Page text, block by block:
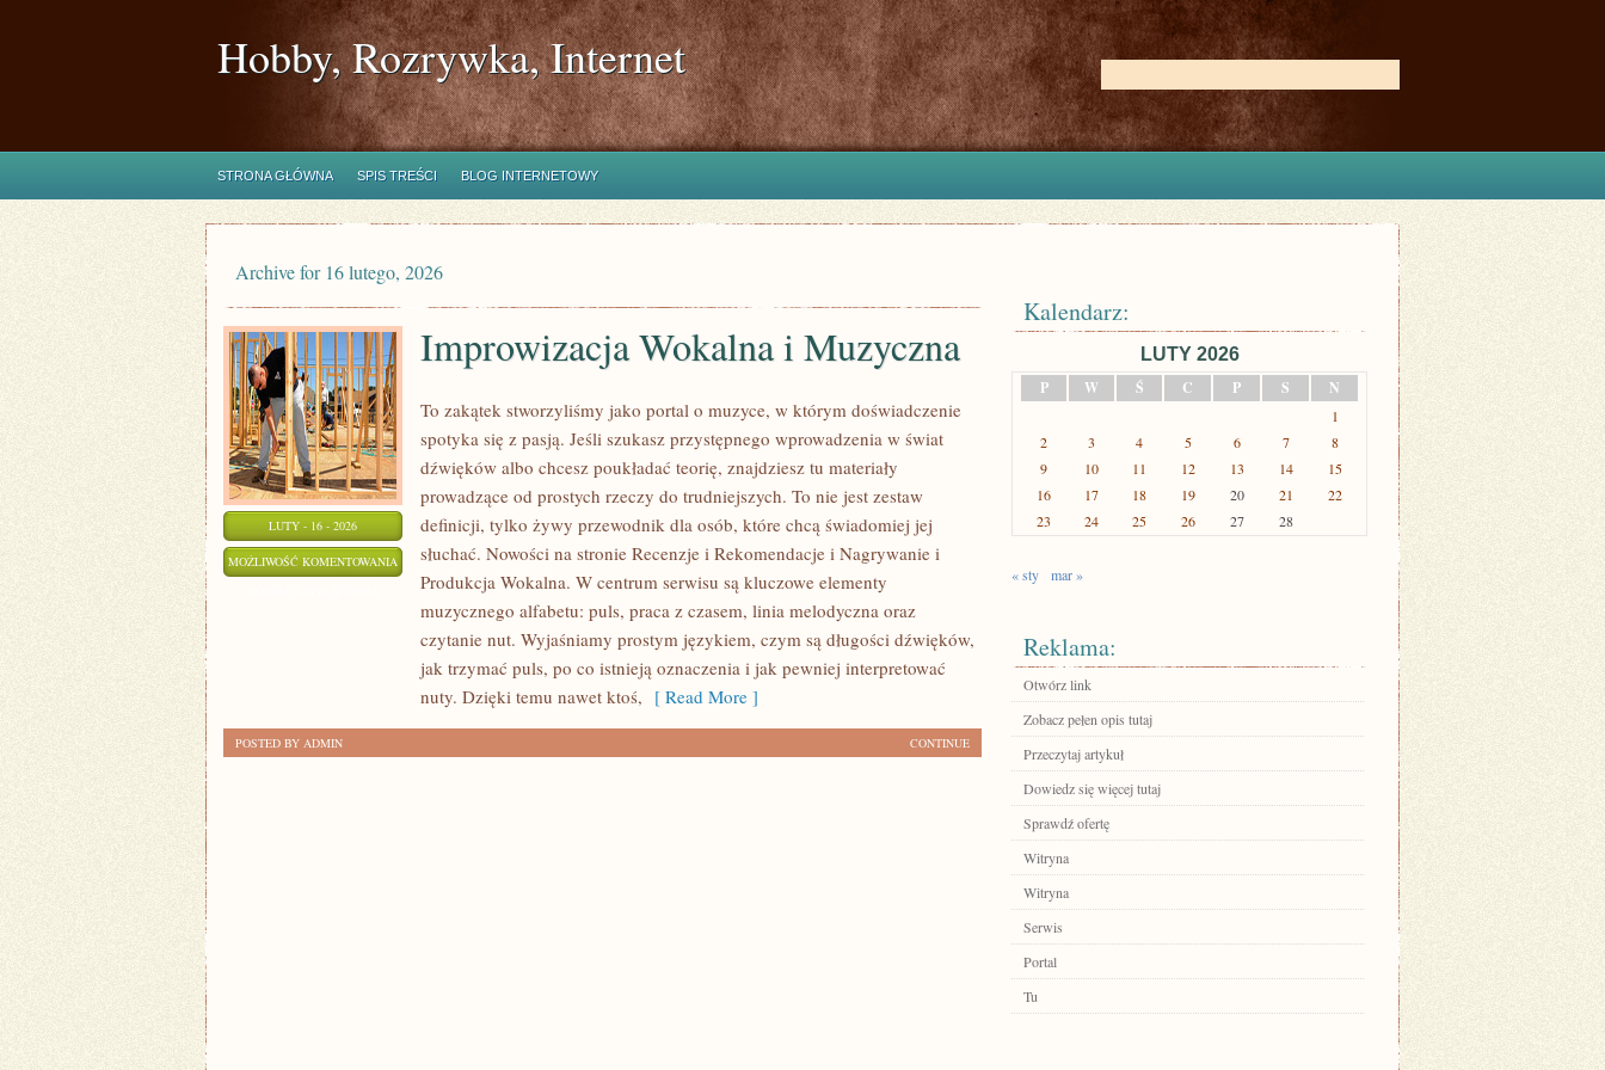
Hobby, Rozrywka, Internet
STRONA GŁÓWNA SPIS TREŚCI BLOG INTERNETOWY
Archive for 16 lutego, 2026
LUTY - 16 - 2026
MOŻLIWOŚĆ KOMENTOWANIA IMPROWIZACJA
WOKALNA
MUZYCZNA
Improwizacja Wokalna i Muzyczna
To zakątek stworzyliśmy jako portal o muzyce, w którym doświadczenie
spotyka się z pasją. Jeśli szukasz przystępnego wprowadzenia w świat
dźwięków albo chcesz poukładać teorię, znajdziesz tu materiały
prowadzące od prostych rzeczy do trudniejszych. To nie jest zestaw
definicji, tylko żywy przewodnik dla osób, które chcą świadomiej jej
słuchać. Nowości na stronie Recenzje i Rekomendacje i Nagrywanie i
Produkcja Wokalna. W centrum serwisu są kluczowe elementy
muzycznego alfabetu: puls, praca z czasem, linia melodyczna oraz
czytanie nut. Wyjaśniamy prostym językiem, czym są długości dźwięków,
jak trzymać puls, po co istnieją oznaczenia i jak pewniej interpretować
nuty. Dzięki temu nawet ktoś, [ Read More ]
CONTINUE
POSTED BY ADMIN
Kalendarz:
LUTY 2026
P
W Ś C P S N
1
2
3 4 5 6 7
8
9
10 11 12 13 14
15
16
17 18 19 20 21
22
23
24 25 26 27 28
« sty mar »
Reklama:
Otwórz link
Zobacz pełen opis tutaj
Przeczytaj artykuł
Dowiedz się więcej tutaj
Sprawdź ofertę
Witryna
Witryna
Serwis
Portal
Tu